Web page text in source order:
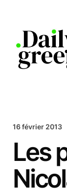
16 février 2013
Les